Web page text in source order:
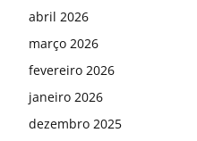
abril 2026
março 2026
fevereiro 2026
janeiro 2026
dezembro 2025